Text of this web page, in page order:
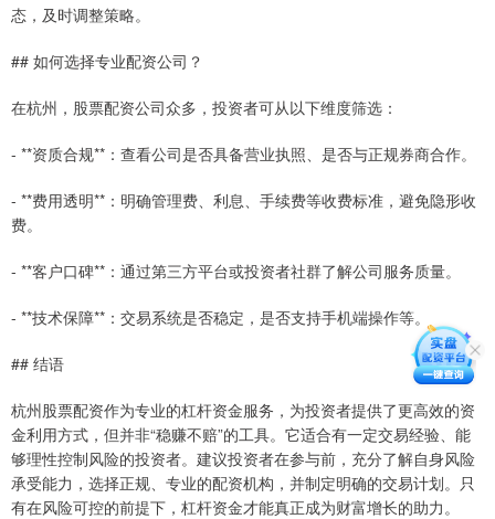
态，及时调整策略。
## 如何选择专业配资公司？
在杭州，股票配资公司众多，投资者可从以下维度筛选：
- **资质合规**：查看公司是否具备营业执照、是否与正规券商合作。
- **费用透明**：明确管理费、利息、手续费等收费标准，避免隐形收
费。
- **客户口碑**：通过第三方平台或投资者社群了解公司服务质量。
- **技术保障**：交易系统是否稳定，是否支持手机端操作等。
## 结语
杭州股票配资作为专业的杠杆资金服务，为投资者提供了更高效的资
金利用方式，但并非“稳赚不赔”的工具。它适合有一定交易经验、能
够理性控制风险的投资者。建议投资者在参与前，充分了解自身风险
承受能力，选择正规、专业的配资机构，并制定明确的交易计划。只
有在风险可控的前提下，杠杆资金才能真正成为财富增长的助力。